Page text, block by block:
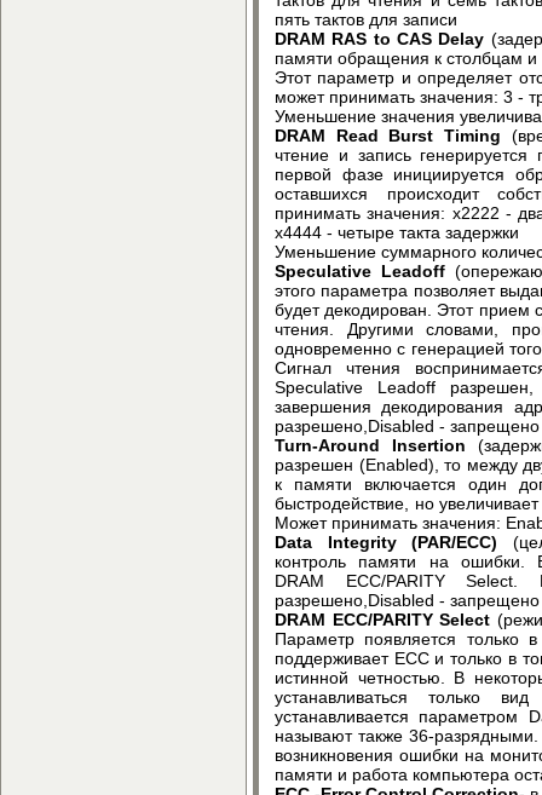
пять тактов для записи
DRAM RAS to CAS Delay
памяти обращения к столбцам и
Этот параметр и определяет
может принимать значения: 3 -
Уменьшение значения
DRAM Read Burst Timing
чтение и запись
первой фазе инициируется
оставшихся происходит
принимать значения: x2222 -
x4444 - четыре такта задержки
Уменьшение суммарного
Speculative Leadoff
этого параметра позволяет
будет декодирован. Этот
чтения. Другими словами,
одновременно с генерацией
Сигнал чтения
Speculative Leadoff
завершения декодирования
разрешено,Disabled - запрещено
Turn-Around Insertion
разрешен (Enabled), то между
к памяти включается один
быстродействие, но
Может принимать значения:
Data Integrity (PAR/ECC)
контроль памяти на ошибки.
DRAM ECC/PARITY
разрешено,Disabled - запрещено
DRAM ECC/PARITY Select
Параметр появляется только
поддерживает ECC и только в
истинной четностью. В
устанавливаться только
устанавливается параметром
называют также 36-
возникновения ошибки на
памяти и работа компьютера